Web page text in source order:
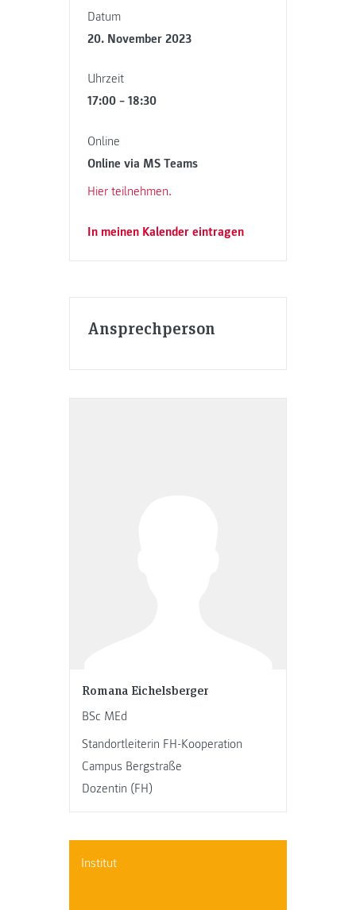
Datum
20. November 2023
Uhrzeit
17:00 – 18:30
Online
Online via MS Teams
Hier teilnehmen.
In meinen Kalender eintragen
Ansprechperson
Romana Eichelsberger
BSc MEd
Standortleiterin FH-Kooperation
Campus Bergstraße
Dozentin (FH)
Institut